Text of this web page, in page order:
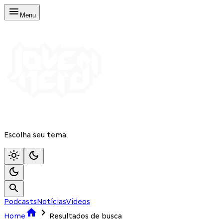
Menu
Escolha seu tema:
PodcastsNotíciasVídeos
Home
Resultados de busca